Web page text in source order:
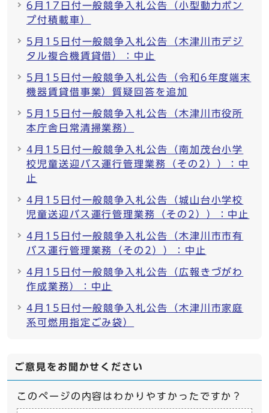
6月17日付一般競争入札公告（小型動力ポン
プ付積載車）
5月15日付一般競争入札公告（木津川市デジ
タル複合機賃貸借）：中止
5月15日付一般競争入札公告（令和6年度端末
機器賃貸借事業）質疑回答を追加
5月15日付一般競争入札公告（木津川市役所
本庁舎日常清掃業務）
4月15日付一般競争入札公告（南加茂台小学
校児童送迎バス運行管理業務（その2））：中
止
4月15日付一般競争入札公告（城山台小学校
児童送迎バス運行管理業務（その2））：中止
4月15日付一般競争入札公告（木津川市市有
バス運行管理業務（その2））：中止
4月15日付一般競争入札公告（広報きづがわ
作成業務）：中止
4月15日付一般競争入札公告（木津川市家庭
系可燃用指定ごみ袋）
ご意見をお聞かせください
このページの内容はわかりやすかったですか？